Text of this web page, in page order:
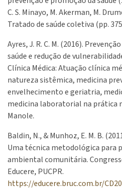
C. S. Minayo, M. Akerman, M.
Tratado de saúde coletiva (pp.
Ayres, J. R. C. M. (2016).
saúde e redução de
Clínica Médica: Atuação clínica
natureza sistêmica, medicina
envelhecimento e geriatria,
medicina laboratorial na prática
Manole.
Baldin, N., & Munhoz, E. M. B.
Uma técnica metodológica para
ambiental comunitária.
Educere, PUCPR.
https://educere.bruc.com.br/